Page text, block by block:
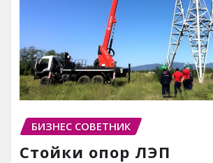
БИЗНЕС СОВЕТНИК
Стойки опор ЛЭП